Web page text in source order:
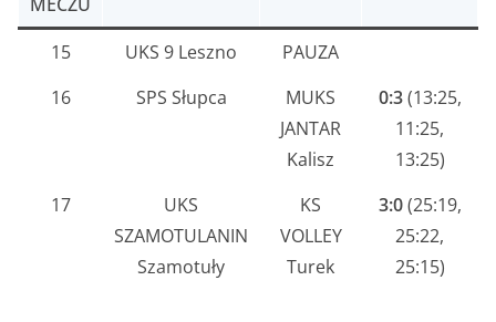
15
UKS 9 Leszno
PAUZA
16
SPS Słupca
MUKS
JANTAR
Kalisz
0:3(13:25,
11:25,
13:25)
17
UKS
SZAMOTULANIN
Szamotuły
KS
VOLLEY
Turek
3:0(25:19,
25:22,
25:15)